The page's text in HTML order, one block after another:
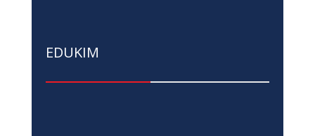
EDUKIM